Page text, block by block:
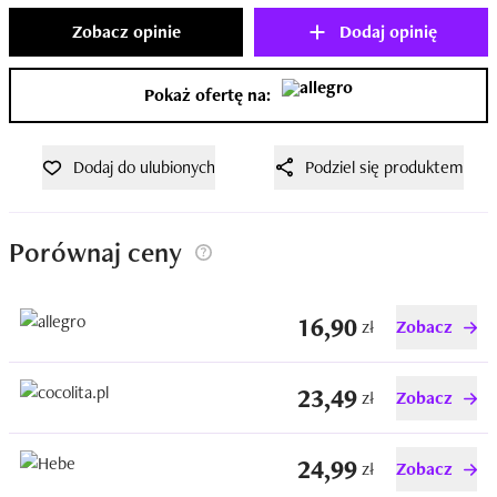
Zobacz opinie Dodaj opinię
Pokaż ofertę na:
Dodaj do ulubionych Podziel się produktem
Porównaj ceny
16,90zł Zobacz
23,49zł Zobacz
24,99zł Zobacz